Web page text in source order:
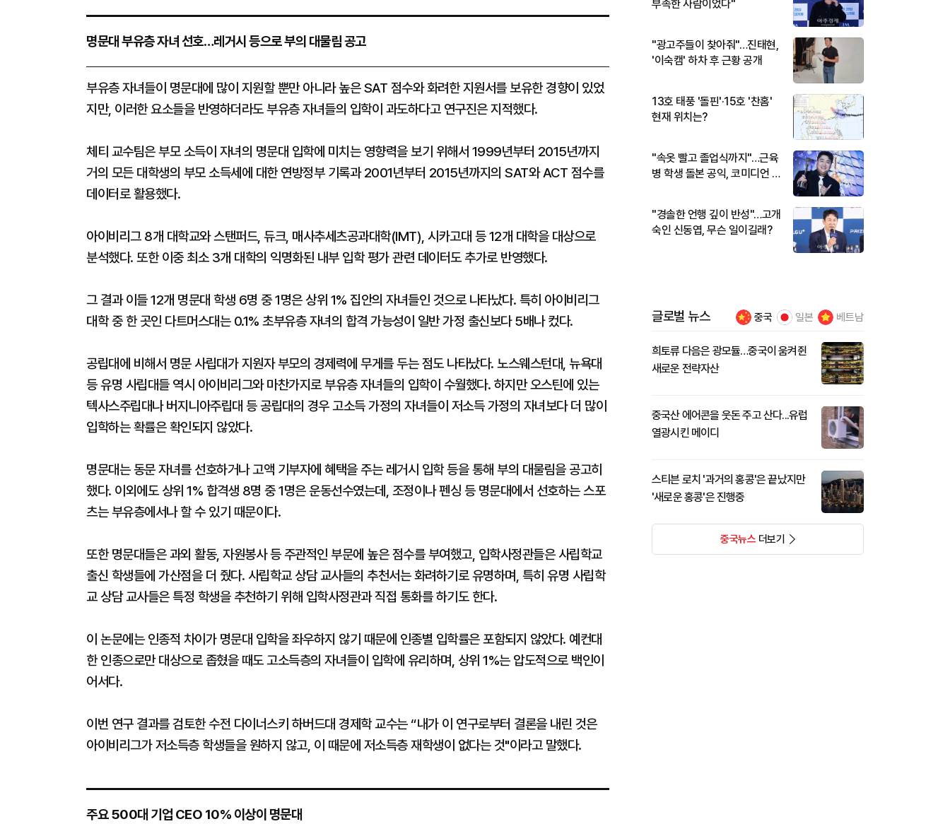
명문대 부유층 자녀 선호…레거시 등으로 부의 대물림 공고
부유층 자녀들이 명문대에 많이 지원할 뿐만 아니라 높은 SAT 점수와 화려한 지원서를 보유한 경향이 있었
지만, 이러한 요소들을 반영하더라도 부유층 자녀들의 입학이 과도하다고 연구진은 지적했다.
체티 교수팀은 부모 소득이 자녀의 명문대 입학에 미치는 영향력을 보기 위해서 1999년부터 2015년까지
거의 모든 대학생의 부모 소득세에 대한 연방정부 기록과 2001년부터 2015년까지의 SAT와 ACT 점수를
데이터로 활용했다.
아이비리그 8개 대학교와 스탠퍼드, 듀크, 매사추세츠공과대학(IMT), 시카고대 등 12개 대학을 대상으로
분석했다. 또한 이중 최소 3개 대학의 익명화된 내부 입학 평가 관련 데이터도 추가로 반영했다.
그 결과 이들 12개 명문대 학생 6명 중 1명은 상위 1% 집안의 자녀들인 것으로 나타났다. 특히 아이비리그
대학 중 한 곳인 다트머스대는 0.1% 초부유층 자녀의 합격 가능성이 일반 가정 출신보다 5배나 컸다.
공립대에 비해서 명문 사립대가 지원자 부모의 경제력에 무게를 두는 점도 나타났다. 노스웨스턴대, 뉴욕대
등 유명 사립대들 역시 아이비리그와 마찬가지로 부유층 자녀들의 입학이 수월했다. 하지만 오스틴에 있는
텍사스주립대나 버지니아주립대 등 공립대의 경우 고소득 가정의 자녀들이 저소득 가정의 자녀보다 더 많이
입학하는 확률은 확인되지 않았다.
명문대는 동문 자녀를 선호하거나 고액 기부자에 혜택을 주는 레거시 입학 등을 통해 부의 대물림을 공고히
했다. 이외에도 상위 1% 합격생 8명 중 1명은 운동선수였는데, 조정이나 펜싱 등 명문대에서 선호하는 스포
츠는 부유층에서나 할 수 있기 때문이다.
또한 명문대들은 과외 활동, 자원봉사 등 주관적인 부문에 높은 점수를 부여했고, 입학사정관들은 사립학교
출신 학생들에 가산점을 더 줬다. 사립학교 상담 교사들의 추천서는 화려하기로 유명하며, 특히 유명 사립학
교 상담 교사들은 특정 학생을 추천하기 위해 입학사정관과 직접 통화를 하기도 한다.
이 논문에는 인종적 차이가 명문대 입학을 좌우하지 않기 때문에 인종별 입학률은 포함되지 않았다. 예컨대
한 인종으로만 대상으로 좁혔을 때도 고소득층의 자녀들이 입학에 유리하며, 상위 1%는 압도적으로 백인이
어서다.
이번 연구 결과를 검토한 수전 다이너스키 하버드대 경제학 교수는 “내가 이 연구로부터 결론을 내린 것은
아이비리그가 저소득층 학생들을 원하지 않고, 이 때문에 저소득층 재학생이 없다는 것"이라고 말했다.
주요 500대 기업 CEO 10% 이상이 명문대
부족한 사람이었다"
"광고주들이 찾아줘"…진태현,
'이숙캠' 하차 후 근황 공개
13호 태풍 '돌핀'·15호 '찬홈'
현재 위치는?
"속옷 빨고 졸업식까지"…근육
병 학생 돌본 공익, 코미디언 김
"경솔한 언행 깊이 반성"…고개
숙인 신동엽, 무슨 일이길래?
글로벌 뉴스 중국 일본 베트남
희토류 다음은 광모듈…중국이 움켜쥔
새로운 전략자산
중국산 에어콘을 웃돈 주고 산다...유럽
열광시킨 메이디
스티븐 로치 '과거의 홍콩'은 끝났지만
'새로운 홍콩'은 진행중
중국뉴스더보기